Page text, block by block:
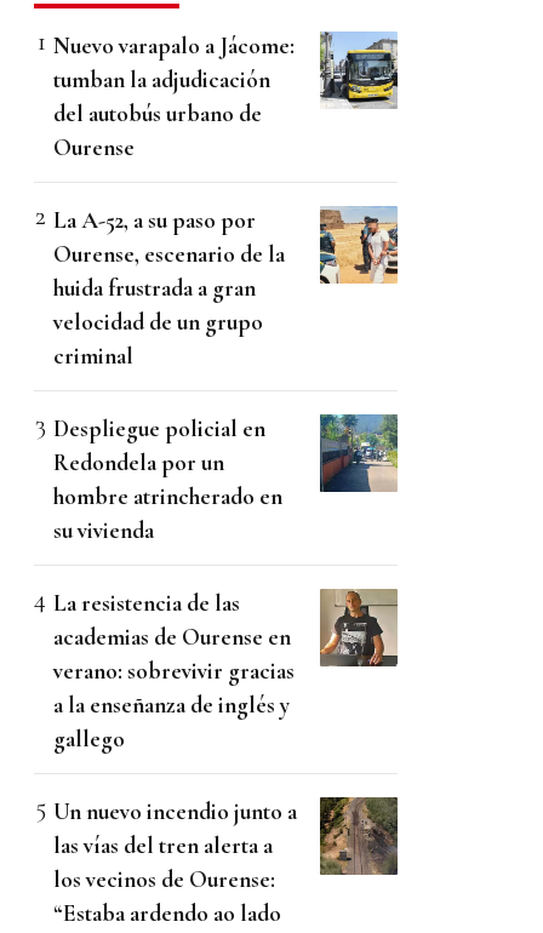
Nuevo varapalo a Jácome:
tumban la adjudicación
del autobús urbano de
Ourense
La A-52, a su paso por
Ourense, escenario de la
huida frustrada a gran
velocidad de un grupo
criminal
Despliegue policial en
Redondela por un
hombre atrincherado en
su vivienda
La resistencia de las
academias de Ourense en
verano: sobrevivir gracias
a la enseñanza de inglés y
gallego
Un nuevo incendio junto a
las vías del tren alerta a
los vecinos de Ourense:
“Estaba ardendo ao lado